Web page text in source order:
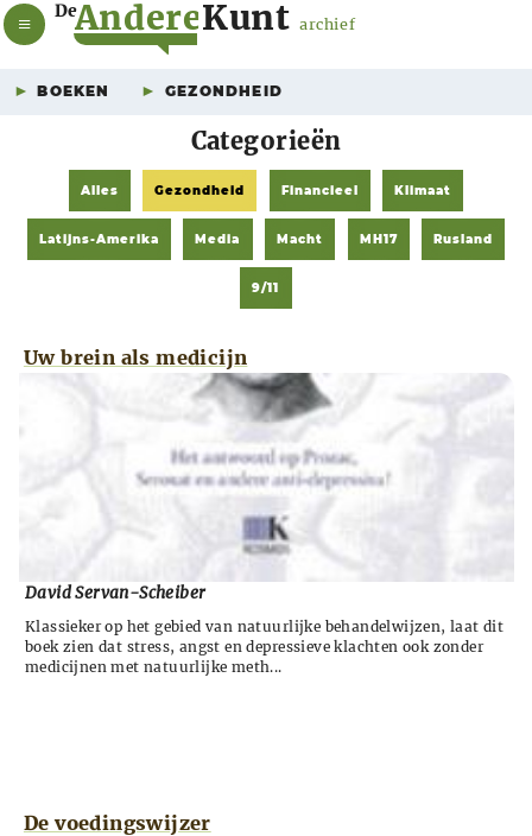
DeAndereKunt archief
BOEKEN GEZONDHEID
Categorieën
Alles Gezondheid Financieel Klimaat
Latijns-Amerika Media Macht MH17 Rusland
9/11
Uw brein als medicijn
David Servan-Scheiber
Klassieker op het gebied van natuurlijke behandelwijzen, laat dit
boek zien dat stress, angst en depressieve klachten ook zonder
medicijnen met natuurlijke meth...
De voedingswijzer